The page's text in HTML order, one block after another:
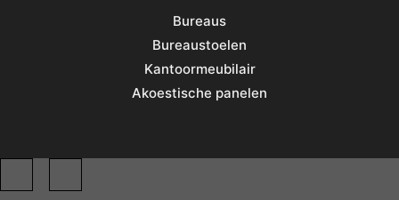
Bureaus
Bureaustoelen
Kantoormeubilair
Akoestische panelen